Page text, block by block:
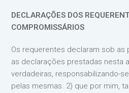
DECLARAÇÕES DOS
COMPROMISSÁRIOS
Os requerentes declaram sob as
as declarações prestadas nesta
verdadeiras, responsabilizando-
pelas mesmas. 2) que por mim,